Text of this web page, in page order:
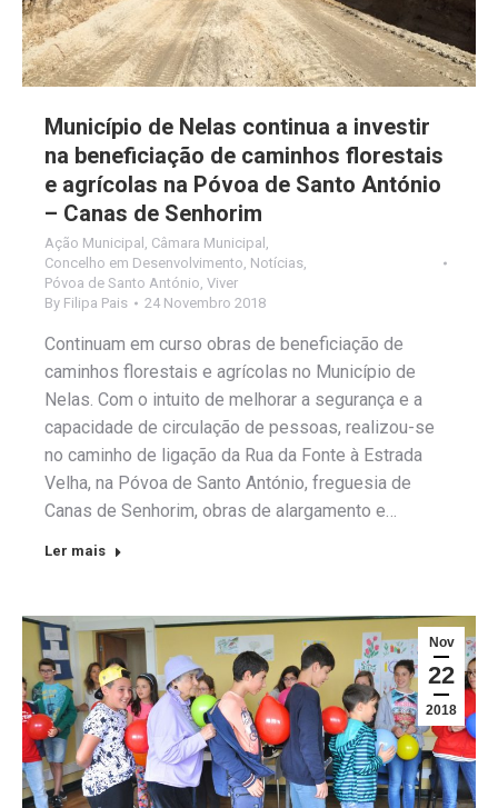
Município de Nelas continua a investir
na beneficiação de caminhos florestais
e agrícolas na Póvoa de Santo António
– Canas de Senhorim
Ação Municipal , Câmara Municipal ,
Concelho em Desenvolvimento, Notícias,
Póvoa de Santo António, Viver
By Filipa Pais 24 Novembro 2018
Continuam em curso obras de beneficiação de
caminhos florestais e agrícolas no Município de
Nelas. Com o intuito de melhorar a segurança e a
capacidade de circulação de pessoas, realizou-se
no caminho de ligação da Rua da Fonte à Estrada
Velha, na Póvoa de Santo António, freguesia de
Canas de Senhorim, obras de alargamento e…
Ler mais
Nov
22
2018